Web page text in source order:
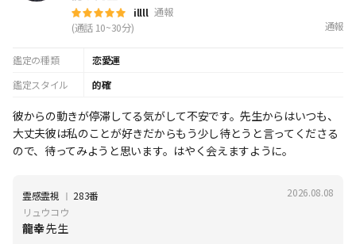
illll 通報
(通話 10~30分)
通報
鑑定の種類
恋愛運
鑑定スタイル
的確
彼からの動きが停滞してる気がして不安です。先生からはいつも、
大丈夫彼は私のことが好きだからもう少し待とうと言ってくださる
ので、待ってみようと思います。はやく会えますように。
霊感霊視 Ι 283番
リュウコウ
龍幸先生
2026.08.08